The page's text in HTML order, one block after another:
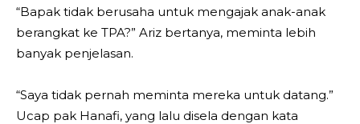
“Bapak tidak berusaha untuk mengajak anak-anak
berangkat ke TPA?” Ariz bertanya, meminta lebih
banyak penjelasan.
“Saya tidak pernah meminta mereka untuk datang.”
Ucap pak Hanafi, yang lalu disela dengan kata